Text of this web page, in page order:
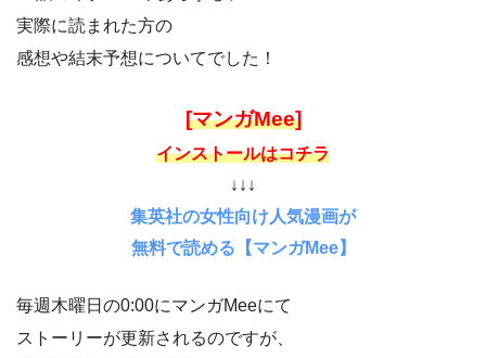
実際に読まれた方の
感想や結末予想についてでした！
[マンガMee]
インストールはコチラ
↓↓↓
集英社の女性向け人気漫画が
無料で読める【マンガMee】
毎週木曜日の0:00にマンガMeeにて
ストーリーが更新されるのですが、